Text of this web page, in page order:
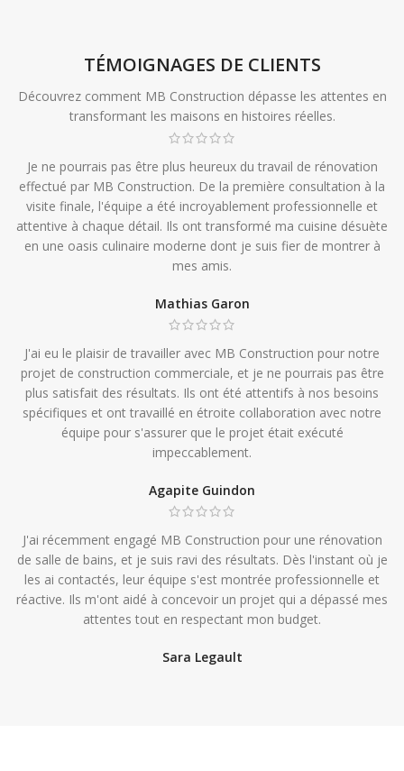
TÉMOIGNAGES DE CLIENTS
Découvrez comment MB Construction dépasse les attentes en
transformant les maisons en histoires réelles.
Je ne pourrais pas être plus heureux du travail de rénovation
effectué par MB Construction. De la première consultation à la
visite finale, l'équipe a été incroyablement professionnelle et
attentive à chaque détail. Ils ont transformé ma cuisine désuète
en une oasis culinaire moderne dont je suis fier de montrer à
mes amis.
Mathias Garon
J'ai eu le plaisir de travailler avec MB Construction pour notre
projet de construction commerciale, et je ne pourrais pas être
plus satisfait des résultats. Ils ont été attentifs à nos besoins
spécifiques et ont travaillé en étroite collaboration avec notre
équipe pour s'assurer que le projet était exécuté
impeccablement.
Agapite Guindon
J'ai récemment engagé MB Construction pour une rénovation
de salle de bains, et je suis ravi des résultats. Dès l'instant où je
les ai contactés, leur équipe s'est montrée professionnelle et
réactive. Ils m'ont aidé à concevoir un projet qui a dépassé mes
attentes tout en respectant mon budget.
Sara Legault